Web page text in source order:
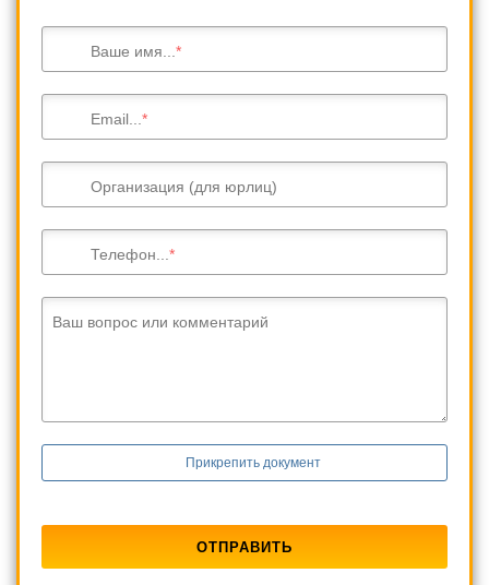
Ваше имя...
Email...
Организация (для юрлиц)
Телефон...
Ваш вопрос или комментарий
Прикрепить документ